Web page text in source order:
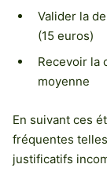
Valider la
(15 euros)
Recevoir la
moyenne
En suivant ces
fréquentes
justificatifs